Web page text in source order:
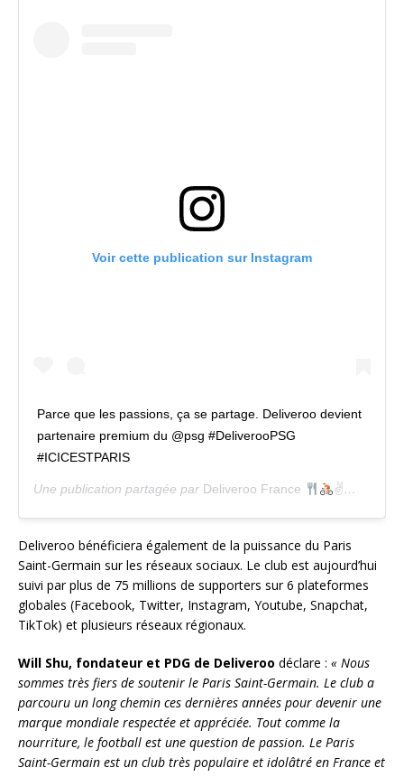
Voir cette publication sur Instagram
Parce que les passions, ça se partage. Deliveroo devient
partenaire premium du @psg #DeliverooPSG
#ICICESTPARIS
Une publication partagée par Deliveroo France ✌
Deliveroo bénéficiera également de la puissance du Paris
Saint-Germain sur les réseaux sociaux. Le club est aujourd’hui
suivi par plus de 75 millions de supporters sur 6 plateformes
globales (Facebook, Twitter, Instagram, Youtube, Snapchat,
TikTok) et plusieurs réseaux régionaux.
Will Shu, fondateur et PDG de Deliveroo déclare : « Nous
sommes très fiers de soutenir le Paris Saint-Germain. Le club a
parcouru un long chemin ces dernières années pour devenir une
marque mondiale respectée et appréciée. Tout comme la
nourriture, le football est une question de passion. Le Paris
Saint-Germain est un club très populaire et idolâtré en France et